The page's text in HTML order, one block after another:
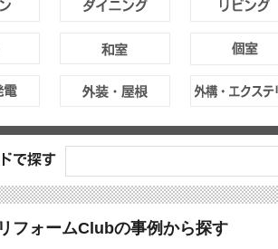
フォームClubの事例から探す